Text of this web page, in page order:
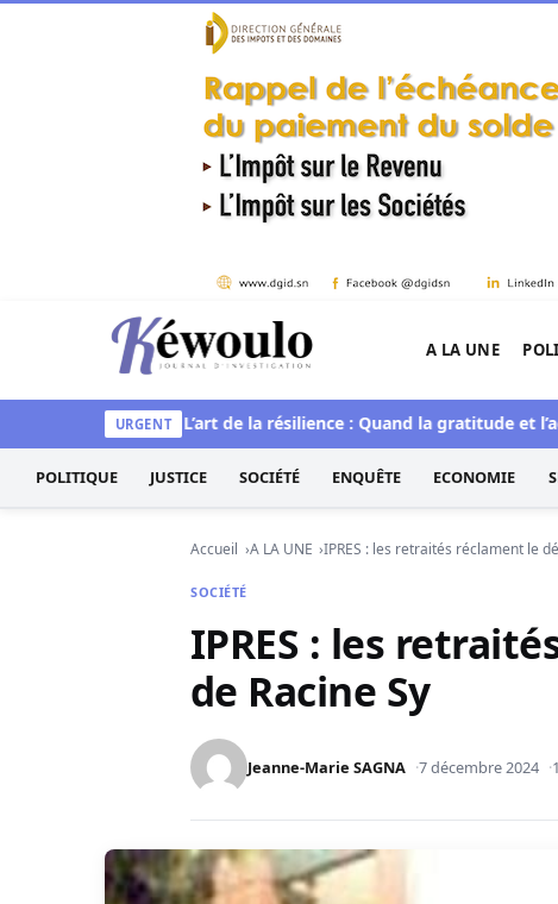
Aller au contenu
Kéwoulo, le premier site d'information et
A LA UNE
URGENT
L’art de la résilience : Quand la gratitude et
POLITIQUE JUSTICE SOCIÉTÉ ENQUÊTE ECONOMIE
Accueil A LA UNE IPRES : les retraités réclament le
SOCIÉTÉ
IPRES : les
de Racine Sy
Jeanne-Marie SAGNA 7 décembre 2024